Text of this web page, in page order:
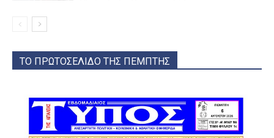
ΤΟ ΠΡΩΤΟΣΕΛΙΔΟ ΤΗΣ ΠΕΜΠΤΗΣ